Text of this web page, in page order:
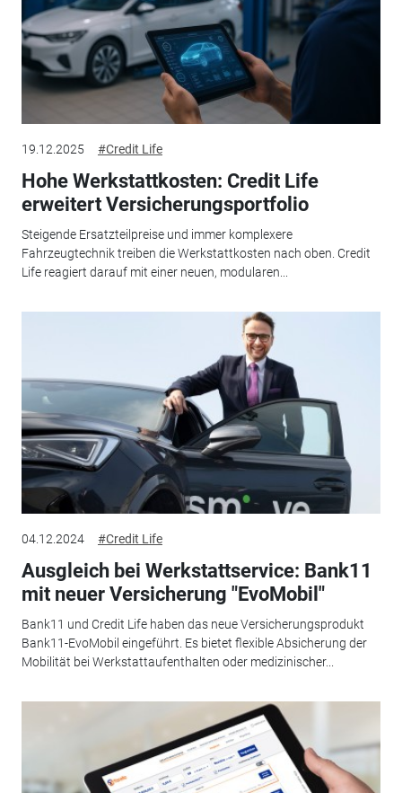
19.12.2025 #Credit Life
Hohe Werkstattkosten: Credit Life
erweitert Versicherungsportfolio
Steigende Ersatzteilpreise und immer komplexere
Fahrzeugtechnik treiben die Werkstattkosten nach oben. Credit
Life reagiert darauf mit einer neuen, modularen...
04.12.2024 #Credit Life
Ausgleich bei Werkstattservice: Bank11
mit neuer Versicherung "EvoMobil"
Bank11 und Credit Life haben das neue Versicherungsprodukt
Bank11-EvoMobil eingeführt. Es bietet flexible Absicherung der
Mobilität bei Werkstattaufenthalten oder medizinischer...